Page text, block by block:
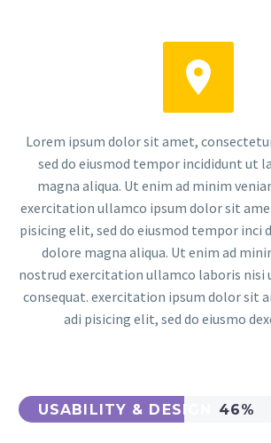


Lorem ipsum dolor sit amet,
sed do eiusmod tempor incididunt ut
magna aliqua. Ut enim ad minim
exercitation ullamco ipsum dolor sit
pisicing elit, sed do eiusmod tempor inci
dolore magna aliqua. Ut enim ad
nostrud exercitation ullamco laboris nisi
consequat. exercitation ipsum dolor sit
adi pisicing elit, sed do eiusmo
USABILITY & DESIGN 46%